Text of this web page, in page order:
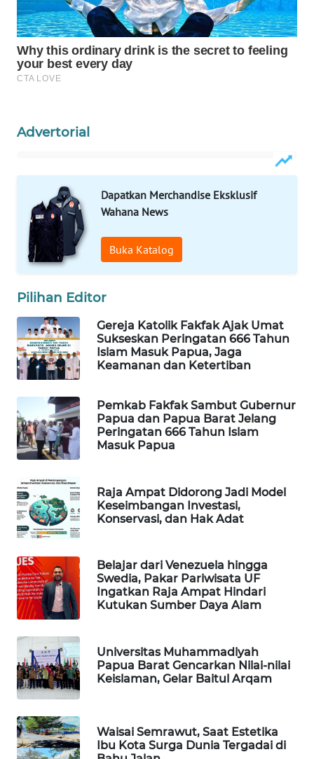
Advertorial
Dapatkan Merchandise Eksklusif
Wahana News
Buka Katalog
Pilihan Editor
Gereja Katolik Fakfak Ajak Umat
Sukseskan Peringatan 666 Tahun
Islam Masuk Papua, Jaga
Keamanan dan Ketertiban
Pemkab Fakfak Sambut Gubernur
Papua dan Papua Barat Jelang
Peringatan 666 Tahun Islam
Masuk Papua
Raja Ampat Didorong Jadi Model
Keseimbangan Investasi,
Konservasi, dan Hak Adat
Belajar dari Venezuela hingga
Swedia, Pakar Pariwisata UF
Ingatkan Raja Ampat Hindari
Kutukan Sumber Daya Alam
Universitas Muhammadiyah
Papua Barat Gencarkan Nilai-nilai
Keislaman, Gelar Baitul Arqam
Waisai Semrawut, Saat Estetika
Ibu Kota Surga Dunia Tergadai di
WAHANA
ADVOKAT
WAHANA
INFRASTRUKTUR
KONSUMEN
LISTRIK
WAHANA
TRAVEL
WAHANA
WAHANANEWS
ID
WAHANANEWS
WAHANANEWS
NET
SPORT
WAHANA
UMKM
WAHANA
SELEB
PERSONA
WAHANA
OTOMOTIF
WAHANA
HEALTH